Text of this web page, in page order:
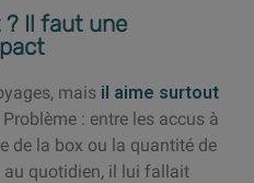
Il faut une
mais il aime surtout
: entre les accus à
de la box ou la quantité de
au quotidien, il lui fallait